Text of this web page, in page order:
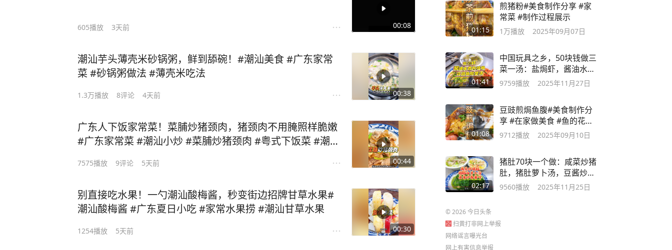
00:08
605播放 3天前
00:38
潮汕芋头薄壳米砂锅粥，鲜到舔碗！#潮汕美食 #广东家常
菜 #砂锅粥做法 #薄壳米吃法
1.3万播放 8评论 4天前
00:44
广东人下饭家常菜！菜脯炒猪颈肉，猪颈肉不用腌照样脆嫩
#广东家常菜 #潮汕小炒 #菜脯炒猪颈肉 #粤式下饭菜 #潮汕
7575播放 9评论 5天前
00:30
别直接吃水果！一勺潮汕酸梅酱，秒变街边招牌甘草水果#
潮汕酸梅酱 #广东夏日小吃 #家常水果捞 #潮汕甘草水果
1254播放 5天前
01:15
煎猪粉#美食制作分享 #家
常菜 #制作过程展示
1万播放 2025年09月07日
01:41
中国玩具之乡，50块钱做三
菜一汤：盐焗虾，酱油水煮
白弦鱼
9759播放 2025年11月27日
01:08
豆豉煎焗鱼腹#美食制作分
享 #在家做美食 #鱼的花式
做法
9712播放 2025年09月10日
02:17
猪肚70块一个做：咸菜炒猪
肚，猪肚萝卜汤，豆酱炒番
薯叶
9560播放 2025年11月25日
©2026今日头条
扫黄打非网上举报
网络谣言曝光台
网上有害信息举报